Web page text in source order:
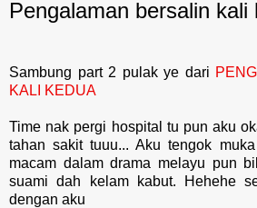
Pengalaman bersalin
Sambung part 2 pulak ye dari
KALI KEDUA
Time nak pergi hospital tu pun aku
tahan sakit tuuu... Aku tengok
macam dalam drama melayu pun
suami dah kelam kabut. Hehehe
dengan aku